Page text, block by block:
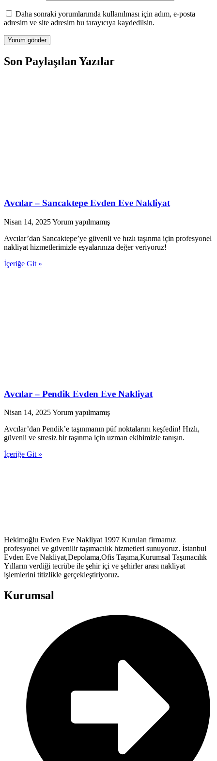
Daha sonraki yorumlarımda kullanılması için adım, e-posta
adresim ve site adresim bu tarayıcıya kaydedilsin.
Son Paylaşılan Yazılar
Avcılar – Sancaktepe Evden Eve Nakliyat
Nisan 14, 2025Yorum yapılmamış
Avcılar’dan Sancaktepe’ye güvenli ve hızlı taşınma için profesyonel
nakliyat hizmetlerimizle eşyalarınıza değer veriyoruz!
İçeriğe Git »
Avcılar – Pendik Evden Eve Nakliyat
Nisan 14, 2025Yorum yapılmamış
Avcılar’dan Pendik’e taşınmanın püf noktalarını keşfedin! Hızlı,
güvenli ve stresiz bir taşınma için uzman ekibimizle tanışın.
İçeriğe Git »
Hekimoğlu Evden Eve Nakliyat 1997 Kurulan firmamız
profesyonel ve güvenilir taşımacılık hizmetleri sunuyoruz. İstanbul
Evden Eve Nakliyat,Depolama,Ofis Taşıma,Kurumsal Taşımacılık
Yılların verdiği tecrübe ile şehir içi ve şehirler arası nakliyat
işlemlerini titizlikle gerçekleştiriyoruz.
Kurumsal